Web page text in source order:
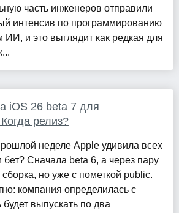
часть инженеров отправили
интенсив по программированию
ИИ, и это выглядит как редкая для
iOS 26 beta 7 для
релиз?
неделе Apple удивила всех
Сначала beta 6, а через пару
но уже с пометкой public.
компания определилась с
выпускать по два